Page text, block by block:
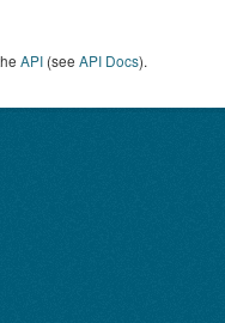
API (see API Docs).